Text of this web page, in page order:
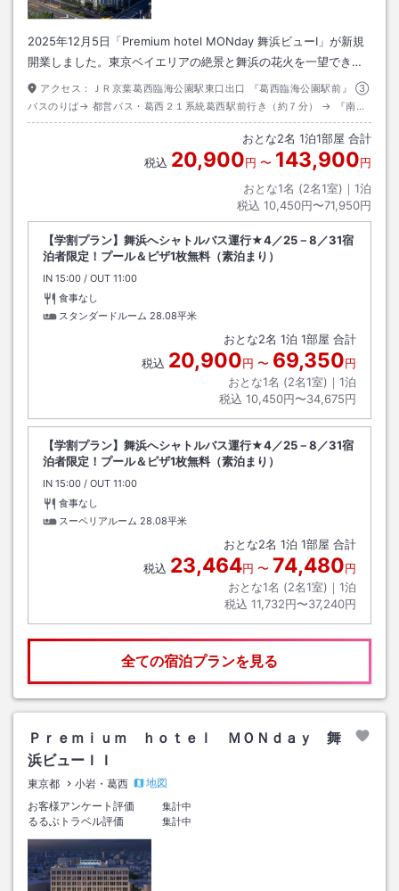
2025年12月5日「Premium hotel MONday 舞浜ビューⅠ」が新規
開業しました。東京ベイエリアの絶景と舞浜の花火を一望でき…
アクセス：
ＪＲ京葉葛西臨海公園駅東口出口 『葛西臨海公園駅前』 ③
バスのりば→ 都営バス・葛西２１系統葛西駅前行き（約７分） → 『南葛
西中学校前』下車 → 徒歩（約４分）→ ホテル
おとな2名 1泊1部屋 合計
税込 20,900円 〜 143,900円
おとな1名 (2名1室)｜ 1泊
税込 10,450円〜71,950円
【学割プラン】舞浜へシャトルバス運行★4／25－8／31宿
泊者限定！プール＆ピザ1枚無料（素泊まり）
IN チェックイン
15:00 / OUT チェックアウト
11:00
食事なし
スタンダードルーム 28.08平米
おとな2名 1泊 1部屋 合計
税込 20,900円 〜 69,350円
おとな1名 (2名1室)｜ 1泊
税込 10,450円〜34,675円
【学割プラン】舞浜へシャトルバス運行★4／25－8／31宿
泊者限定！プール＆ピザ1枚無料（素泊まり）
IN チェックイン
15:00 / OUT チェックアウト
11:00
食事なし
スーペリアルーム 28.08平米
おとな2名 1泊 1部屋 合計
税込 23,464円 〜 74,480円
おとな1名 (2名1室)｜ 1泊
税込 11,732円〜37,240円
全ての宿泊プランを見る
Ｐｒｅｍｉｕｍ ｈｏｔｅｌ ＭＯＮｄａｙ 舞
浜ビューＩＩ
東京都 小岩・葛西
地図
お客様アンケート評価
集計中
るるぶトラベル評価 集計中